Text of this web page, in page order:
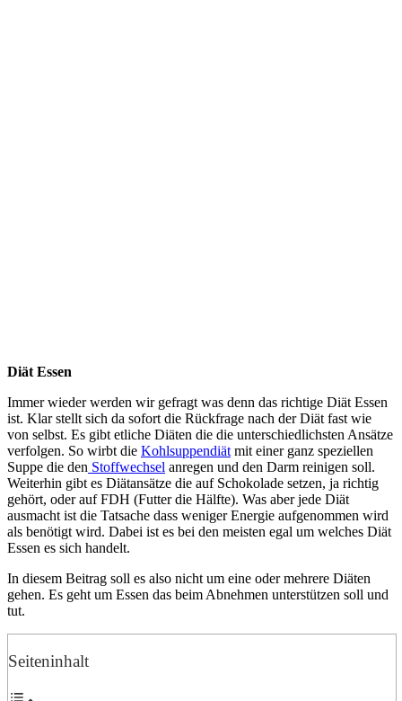
Diät Essen
Immer wieder werden wir gefragt was denn das richtige Diät Essen
ist. Klar stellt sich da sofort die Rückfrage nach der Diät fast wie
von selbst. Es gibt etliche Diäten die die unterschiedlichsten Ansätze
verfolgen. So wirbt die Kohlsuppendiät mit einer ganz speziellen
Suppe die den Stoffwechsel anregen und den Darm reinigen soll.
Weiterhin gibt es Diätansätze die auf Schokolade setzen, ja richtig
gehört, oder auf FDH (Futter die Hälfte). Was aber jede Diät
ausmacht ist die Tatsache dass weniger Energie aufgenommen wird
als benötigt wird. Dabei ist es bei den meisten egal um welches Diät
Essen es sich handelt.
In diesem Beitrag soll es also nicht um eine oder mehrere Diäten
gehen. Es geht um Essen das beim Abnehmen unterstützen soll und
tut.
Seiteninhalt